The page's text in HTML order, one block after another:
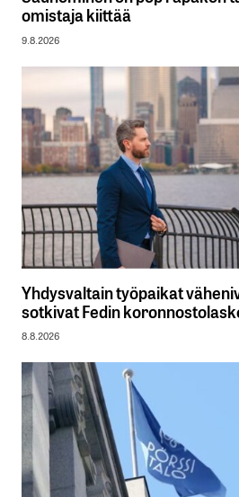
omistaja kiittää
9.8.2026
Yhdysvaltain työpaikat
sotkivat Fedin
8.8.2026